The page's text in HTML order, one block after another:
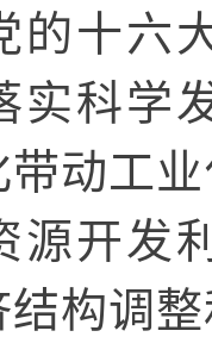
的十六
实科学
动工
源开发
构调